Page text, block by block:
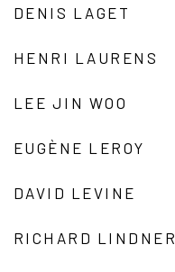
DENIS LAGET
HENRI LAURENS
LEE JIN WOO
EUGÈNE LEROY
DAVID LEVINE
RICHARD LINDNER